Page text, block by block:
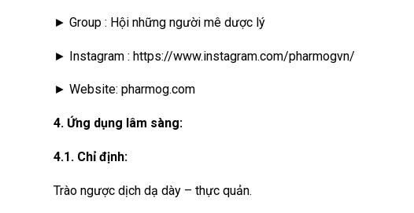
► Group : Hội những người mê dược lý
► Instagram : https://www.instagram.com/pharmogvn/
► Website: pharmog.com
4. Ứng dụng lâm sàng:
4.1. Chỉ định:
Trào ngược dịch dạ dày – thực quản.